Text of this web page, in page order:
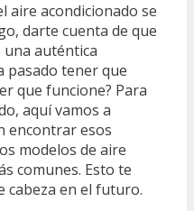
aire acondicionado se
darte cuenta de que
una auténtica
pasado tener que
que funcione? Para
aquí vamos a
encontrar esos
modelos de aire
comunes. Esto te
en el futuro.